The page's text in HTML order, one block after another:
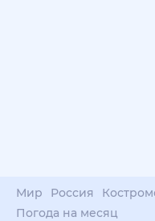
Мир Россия
Погода на месяц